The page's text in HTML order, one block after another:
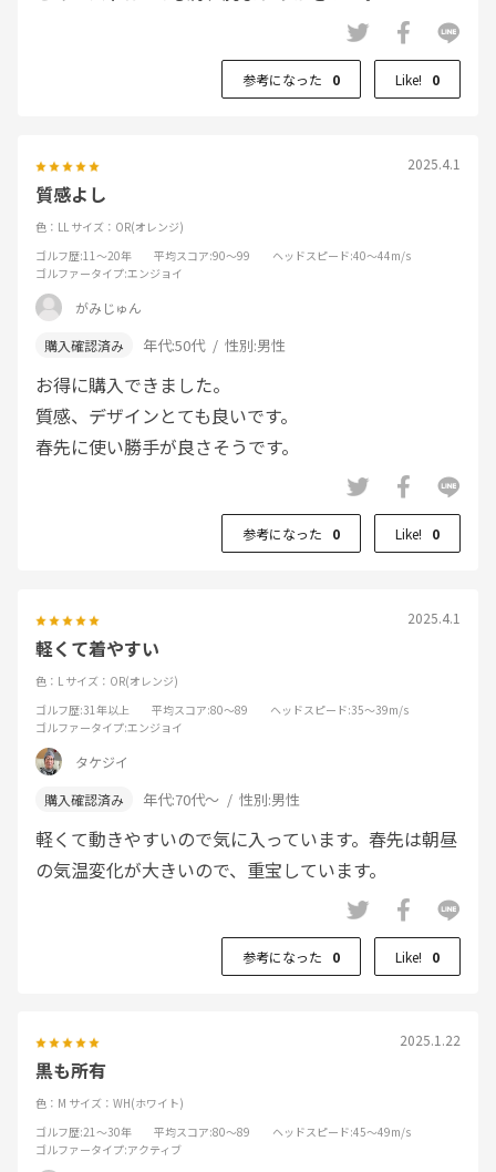
参考になった 0 Like! 0
2025.4.1
質感よし
色：LL サイズ：OR(オレンジ)
ゴルフ歴:11～20年 平均スコア:90～99 ヘッドスピード:40～44m/s
ゴルファータイプ:エンジョイ
がみじゅん
年代:50代 性別:男性
お得に購入できました。
質感、デザインとても良いです。
春先に使い勝手が良さそうです。
参考になった 0 Like! 0
2025.4.1
軽くて着やすい
色：L サイズ：OR(オレンジ)
ゴルフ歴:31年以上 平均スコア:80～89 ヘッドスピード:35～39m/s
ゴルファータイプ:エンジョイ
タケジイ
年代:70代～ 性別:男性
軽くて動きやすいので気に入っています。春先は朝昼
の気温変化が大きいので、重宝しています。
参考になった 0 Like! 0
2025.1.22
黒も所有
色：M サイズ：WH(ホワイト)
ゴルフ歴:21～30年 平均スコア:80～89 ヘッドスピード:45～49m/s
ゴルファータイプ:アクティブ